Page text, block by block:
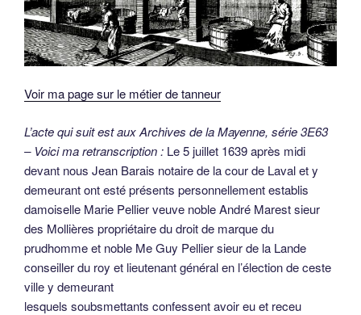
Voir ma page sur le métier de tanneur
L’acte qui suit est aux Archives de la Mayenne, série 3E63
– Voici ma retranscription : Le 5 juillet 1639 après midi
devant nous Jean Barais notaire de la cour de Laval et y
demeurant ont esté présents personnellement establis
damoiselle Marie Pellier veuve noble André Marest sieur
des Mollières propriétaire du droit de marque du
prudhomme et noble Me Guy Pellier sieur de la Lande
conseiller du roy et lieutenant général en l’élection de ceste
ville y demeurant
lesquels soubsmettants confessent avoir eu et receu